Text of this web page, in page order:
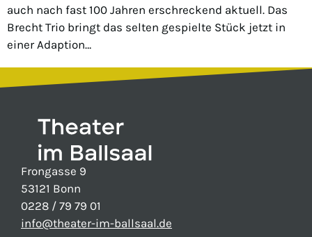
auch nach fast 100 Jahren erschreckend aktuell. Das
Brecht Trio bringt das selten gespielte Stück jetzt in
einer Adaption…
Frongasse 9
53121 Bonn
0228 / 79 79 01
info@theater-im-ballsaal.de